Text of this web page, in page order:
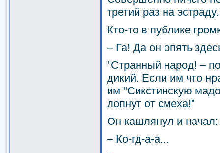
третий раз на эстраду.
Кто-то в публике
– Га! Да он опять
"Странный народ! –
дикий. Если им что
им "Сикстинскую
лопнут от смеха!"
Он кашлянул и начал:
– Ко-гд-а-а...